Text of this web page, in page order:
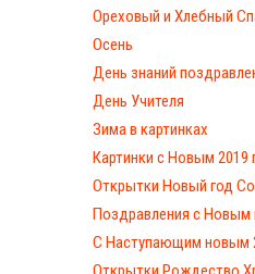
Ореховый и Хлебный
Осень
День знаний
День Учителя
Зима в картинках
Картинки с Новым 2019
Открытки Новый год
Поздравления с Новым
С Наступающим новым